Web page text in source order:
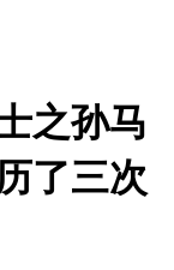
之孙马
了三次